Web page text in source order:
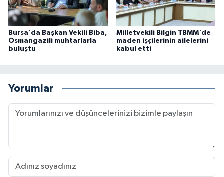
Bursa'da Başkan Vekili Biba,
Osmangazili muhtarlarla
buluştu
Milletvekili Bilgin TBMM'de
maden işçilerinin ailelerini
kabul etti
Yorumlar